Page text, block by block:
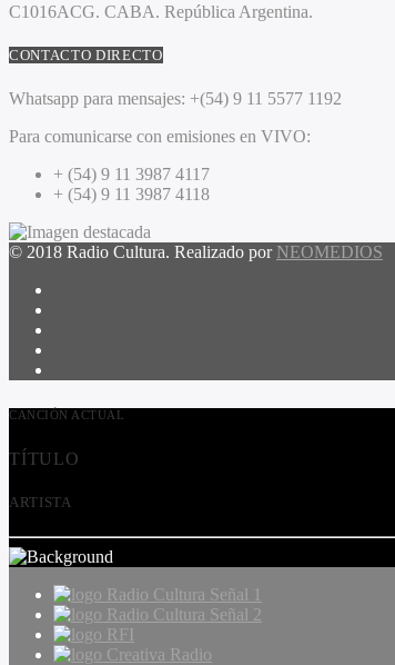
C1016ACG. CABA. República Argentina.
CONTACTO DIRECTO
Whatsapp para mensajes: +(54) 9 11 5577 1192
Para comunicarse con emisiones en VIVO:
+ (54) 9 11 3987 4117
+ (54) 9 11 3987 4118
© 2018 Radio Cultura. Realizado por NEOMEDIOS
CANCIÓN ACTUAL
TÍTULO
ARTISTA
Radio Cultura Señal 1
Radio Cultura Señal 2
RFI
Creativa Radio